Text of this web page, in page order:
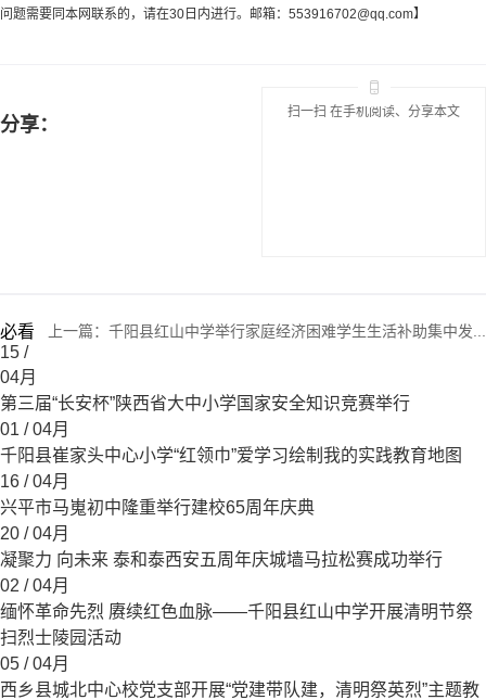
问题需要同本网联系的，请在30日内进行。邮箱： 553916702@qq.com】
分享：
扫一扫 在手机阅读、分享本文
上一篇： 千阳县红山中学举行家庭经济困难学生生活补助集中发...
必看
15 /
04月
第三届“长安杯”陕西省大中小学国家安全知识竞赛举行
01 / 04月
千阳县崔家头中心小学“红领巾”爱学习绘制我的实践教育地图
16 / 04月
兴平市马嵬初中隆重举行建校65周年庆典
20 / 04月
凝聚力 向未来 泰和泰西安五周年庆城墙马拉松赛成功举行
02 / 04月
缅怀革命先烈 赓续红色血脉——千阳县红山中学开展清明节祭
扫烈士陵园活动
05 / 04月
西乡县城北中心校党支部开展“党建带队建，清明祭英烈”主题教